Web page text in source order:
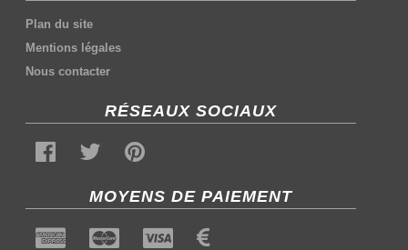
Plan du site
Mentions légales
Nous contacter
RÉSEAUX SOCIAUX
MOYENS DE PAIEMENT